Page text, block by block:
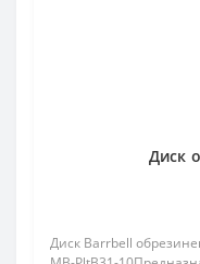
Диск
Диск Barrbell